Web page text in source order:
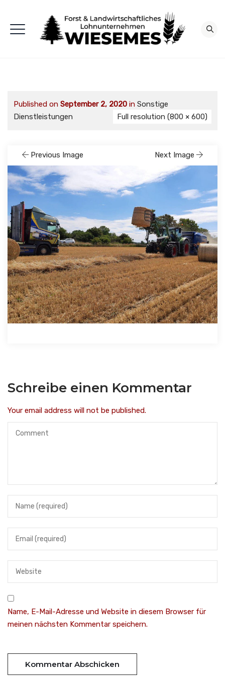
Published on September 2, 2020 in Sonstige
Dienstleistungen
Full resolution (800 × 600)
Previous Image Next Image
Schreibe einen Kommentar
Your email address will not be published.
Name, E-Mail-Adresse und Website in diesem Browser für
meinen nächsten Kommentar speichern.